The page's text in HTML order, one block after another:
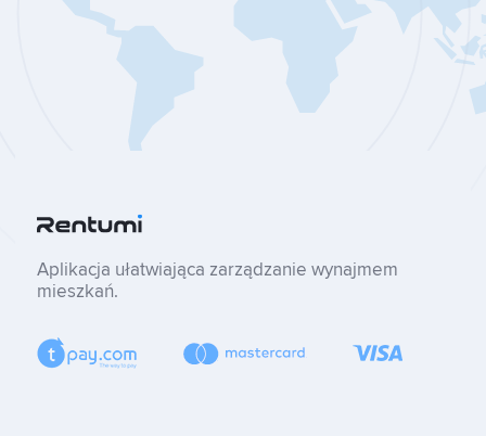
Aplikacja ułatwiająca zarządzanie wynajmem
mieszkań.